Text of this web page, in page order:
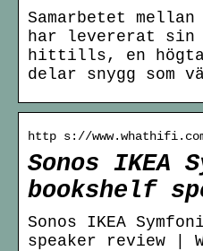
Samarbetet
har levererat sin
hittills, en
delar snygg som
http s://
Sonos IKEA
bookshelf
Sonos IKEA
speaker review |